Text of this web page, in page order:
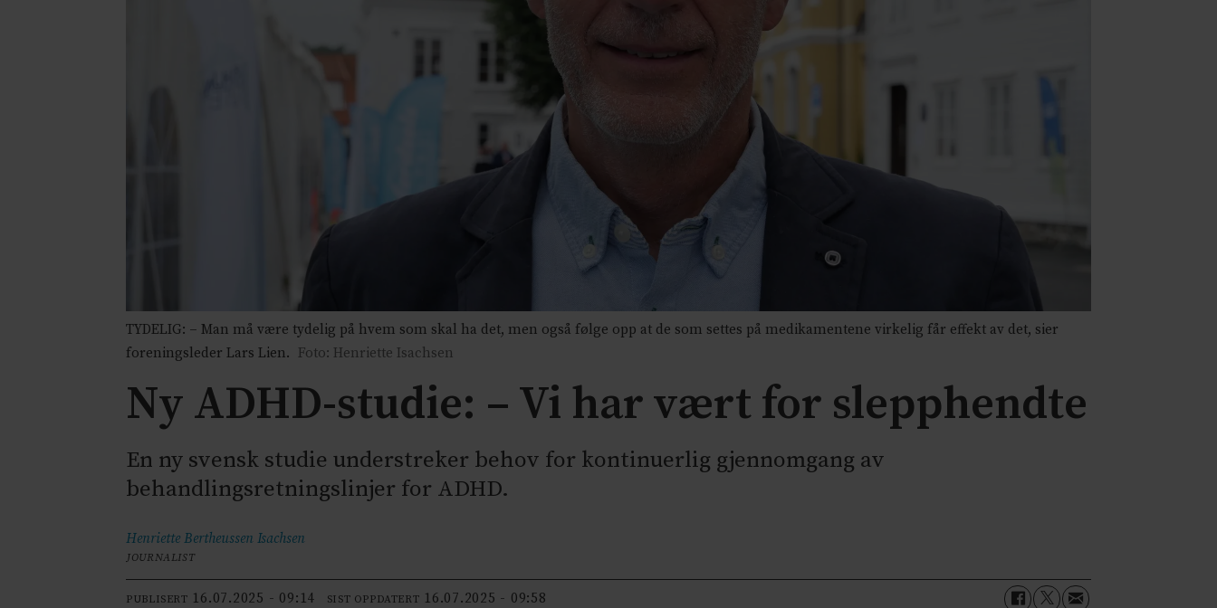
TYDELIG: – Man må være tydelig på hvem som skal ha det, men også følge opp at de som settes på medikamentene virkelig får effekt av det, sier
foreningsleder Lars Lien. Foto: Henriette Isachsen
Ny ADHD-studie: – Vi har vært for slepphendte
En ny svensk studie understreker behov for kontinuerlig gjennomgang av
behandlingsretningslinjer for ADHD.
Henriette Bertheussen Isachsen
JOURNALIST
PUBLISERT 16.07.2025 - 09:14 SIST OPPDATERT 16.07.2025 - 09:58